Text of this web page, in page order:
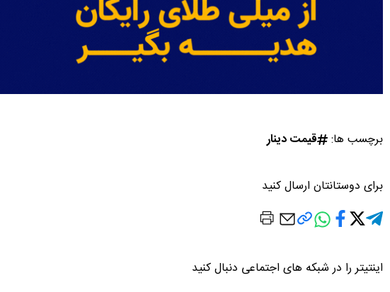
برچسب ها: قیمت دینار
برای دوستانتان ارسال کنید
اینتیتر را در شبکه های اجتماعی دنبال کنید